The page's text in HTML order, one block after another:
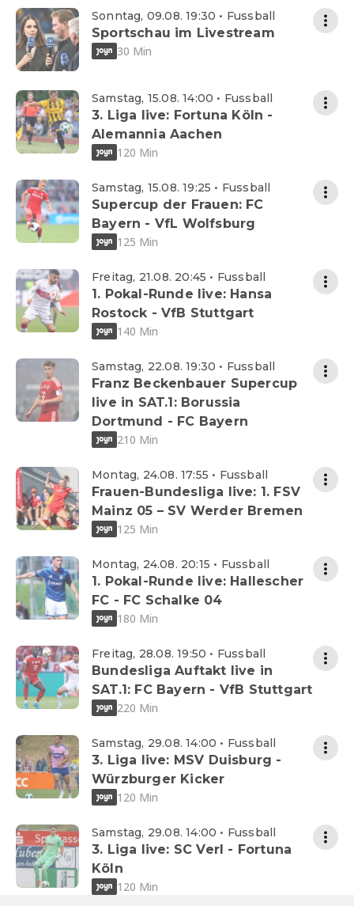
Sonntag, 09.08. 19:30 • Fussball
Sportschau im Livestream
30 Min
Samstag, 15.08. 14:00 • Fussball
3. Liga live: Fortuna Köln -
Alemannia Aachen
120 Min
Samstag, 15.08. 19:25 • Fussball
Supercup der Frauen: FC
Bayern - VfL Wolfsburg
125 Min
Freitag, 21.08. 20:45 • Fussball
1. Pokal-Runde live: Hansa
Rostock - VfB Stuttgart
140 Min
Samstag, 22.08. 19:30 • Fussball
Franz Beckenbauer Supercup
live in SAT.1: Borussia
Dortmund - FC Bayern
210 Min
Montag, 24.08. 17:55 • Fussball
Frauen-Bundesliga live: 1. FSV
Mainz 05 – SV Werder Bremen
125 Min
Montag, 24.08. 20:15 • Fussball
1. Pokal-Runde live: Hallescher
FC - FC Schalke 04
180 Min
Freitag, 28.08. 19:50 • Fussball
Bundesliga Auftakt live in
SAT.1: FC Bayern - VfB Stuttgart
220 Min
Samstag, 29.08. 14:00 • Fussball
3. Liga live: MSV Duisburg -
Würzburger Kicker
120 Min
Samstag, 29.08. 14:00 • Fussball
3. Liga live: SC Verl - Fortuna
Köln
120 Min